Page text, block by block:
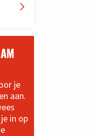

je
aan.
in op